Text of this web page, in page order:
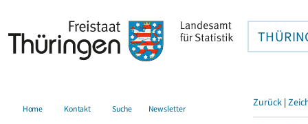
Home Kontakt Suche Newsletter Zurück |